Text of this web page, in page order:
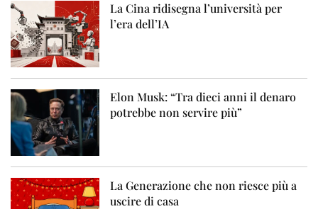
La Cina ridisegna l’università per
l’era dell’IA
Elon Musk: “Tra dieci anni il denaro
potrebbe non servire più”
La Generazione che non riesce più a
uscire di casa